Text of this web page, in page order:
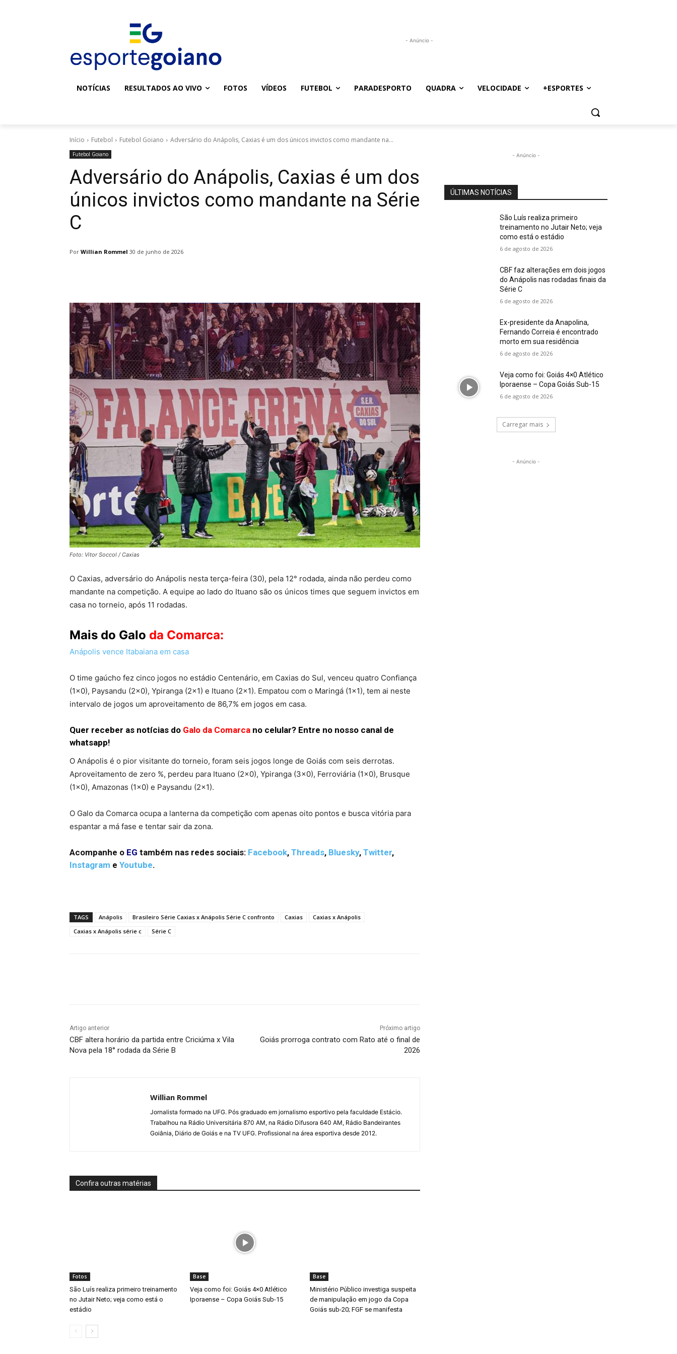
- Anúncio -
NOTÍCIAS RESULTADOS AO VIVO FOTOS VÍDEOS FUTEBOL PARADESPORTO QUADRA VELOCIDADE +ESPORTES
Início Futebol Futebol Goiano Adversário do Anápolis, Caxias é um dos únicos invictos como mandante na...
Futebol Goiano
Adversário do Anápolis, Caxias é um dos
únicos invictos como mandante na Série
C
Por Willian Rommel 30 de junho de 2026
Foto: Vitor Soccol / Caxias
O Caxias, adversário do Anápolis nesta terça-feira (30), pela 12° rodada, ainda não perdeu como
mandante na competição. A equipe ao lado do Ituano são os únicos times que seguem invictos em
casa no torneio, após 11 rodadas.
Mais do Galo da Comarca:
Anápolis vence Itabaiana em casa
O time gaúcho fez cinco jogos no estádio Centenário, em Caxias do Sul, venceu quatro Confiança
(1×0), Paysandu (2×0), Ypiranga (2×1) e Ituano (2×1). Empatou com o Maringá (1×1), tem ai neste
intervalo de jogos um aproveitamento de 86,7% em jogos em casa.
Quer receber as notícias do Galo da Comarca no celular? Entre no nosso canal de
whatsapp!
O Anápolis é o pior visitante do torneio, foram seis jogos longe de Goiás com seis derrotas.
Aproveitamento de zero %, perdeu para Ituano (2×0), Ypiranga (3×0), Ferroviária (1×0), Brusque
(1×0), Amazonas (1×0) e Paysandu (2×1).
O Galo da Comarca ocupa a lanterna da competição com apenas oito pontos e busca vitória para
espantar a má fase e tentar sair da zona.
Acompanhe o EG também nas redes sociais: Facebook, Threads, Bluesky, Twitter,
Instagram e Youtube.
TAGS Anápolis Brasileiro Série Caxias x Anápolis Série C confronto Caxias
Caxias x Anápolis
Caxias x Anápolis série c
Série C
Artigo anterior
CBF altera horário da partida entre Criciúma x Vila
Nova pela 18° rodada da Série B
Próximo artigo
Goiás prorroga contrato com Rato até o final de
2026
Willian Rommel
Jornalista formado na UFG. Pós graduado em jornalismo esportivo pela faculdade Estácio.
Trabalhou na Rádio Universitária 870 AM, na Rádio Difusora 640 AM, Rádio Bandeirantes
Goiânia, Diário de Goiás e na TV UFG. Profissional na área esportiva desde 2012.
Confira outras matérias
Fotos
São Luís realiza primeiro treinamento
no Jutair Neto; veja como está o
estádio
Base
Veja como foi: Goiás 4×0 Atlético
Iporaense – Copa Goiás Sub-15
Base
Ministério Público investiga suspeita
de manipulação em jogo da Copa
Goiás sub-20; FGF se manifesta
- Anúncio -
ÚLTIMAS NOTÍCIAS
São Luís realiza primeiro
treinamento no Jutair Neto; veja
como está o estádio
6 de agosto de 2026
CBF faz alterações em dois jogos
do Anápolis nas rodadas finais da
Série C
6 de agosto de 2026
Ex-presidente da Anapolina,
Fernando Correia é encontrado
morto em sua residência
6 de agosto de 2026
Veja como foi: Goiás 4×0 Atlético
Iporaense – Copa Goiás Sub-15
6 de agosto de 2026
Carregar mais
- Anúncio -